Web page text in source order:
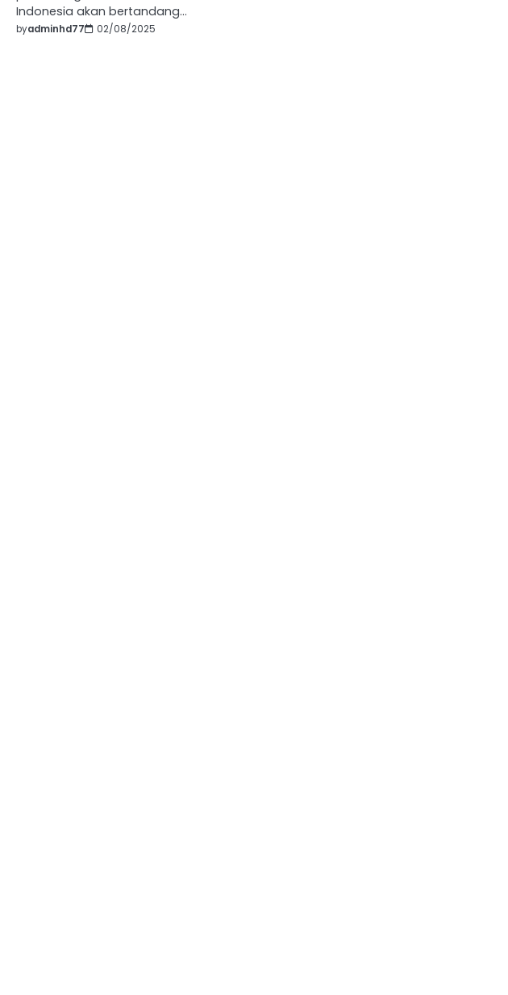
Indonesia akan bertandang…
byadminhd77 02/08/2025